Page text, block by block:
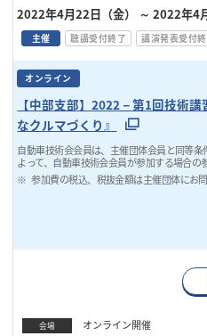
2022年4月22日（金） ～ 2022年4
主催 聴講受付終了 講演発表受付
オンライン
【中部支部】2022－第1回技術
なクルマづくり』
自動車技術会会員は、主催団体会員と同等条
よって、自動車技術会会員が参加する場合の
参加費の税込、税抜金額は主催団体にお
会場 オンライン開催